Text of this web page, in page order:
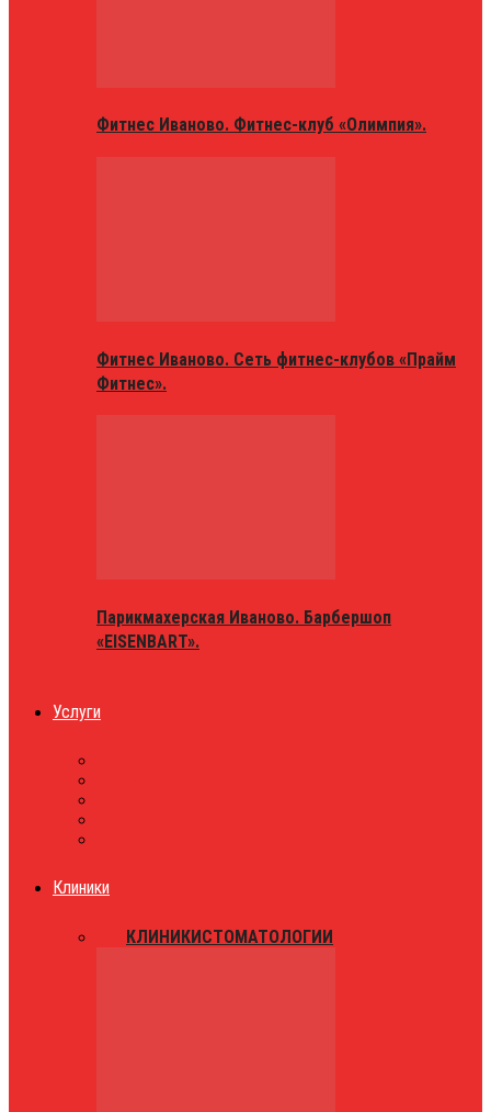
Фитнес Иваново. Фитнес-клуб «Олимпия».
Фитнес Иваново. Сеть фитнес-клубов «Прайм
Фитнес».
Парикмахерская Иваново. Барбершоп
«EISENBART».
Услуги
Клиники
КЛИНИКИСТОМАТОЛОГИИ